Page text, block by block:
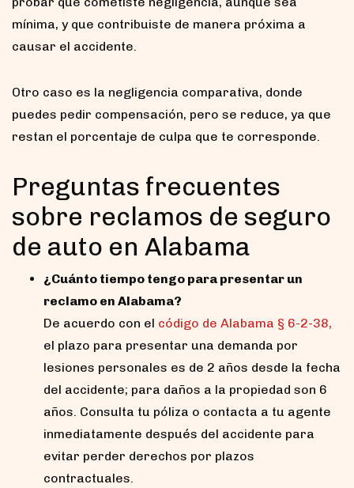
mínima, y que contribuiste de manera próxima a
causar el accidente.
Otro caso es la negligencia comparativa, donde
puedes pedir compensación, pero se reduce, ya que
restan el porcentaje de culpa que te corresponde.
Preguntas frecuentes
sobre reclamos de seguro
de auto en Alabama
¿Cuánto tiempo tengo para presentar un
reclamo en Alabama?
De acuerdo con el código de Alabama § 6-2-38,
el plazo para presentar una demanda por
lesiones personales es de 2 años desde la fecha
del accidente; para daños a la propiedad son 6
años. Consulta tu póliza o contacta a tu agente
inmediatamente después del accidente para
evitar perder derechos por plazos
contractuales.